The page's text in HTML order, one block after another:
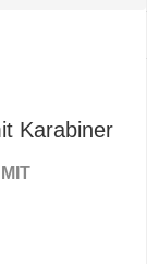
Karabiner